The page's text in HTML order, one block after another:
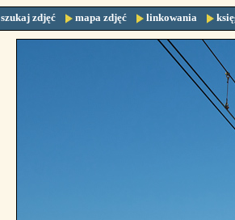
szukaj zdjęć mapa zdjęć linkowania